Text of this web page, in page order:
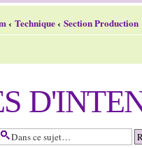
‹ Technique‹ Section Production